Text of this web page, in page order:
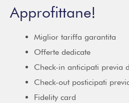
Approfittane!
Miglior tariffa garantita
Offerte dedicate
Check-in anticipati previa
Check-out posticipati
Fidelity card